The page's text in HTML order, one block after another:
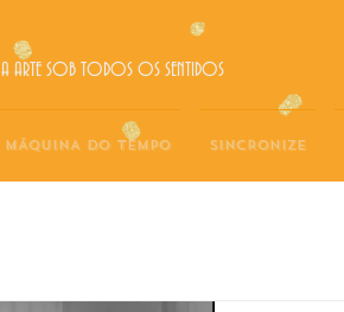
A ARTE SOB TODOS OS SENTIDOS
MÁQUINA DO TEMPO SINCRONIZE